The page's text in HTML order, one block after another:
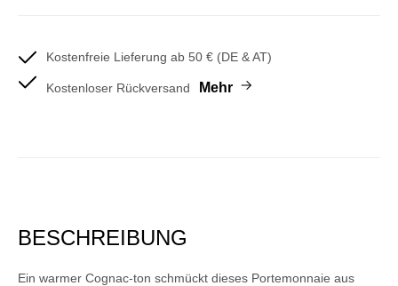
Kostenfreie Lieferung ab 50 € (DE & AT)
Kostenloser Rückversand Mehr
BESCHREIBUNG
Ein warmer Cognac-ton schmückt dieses Portemonnaie aus